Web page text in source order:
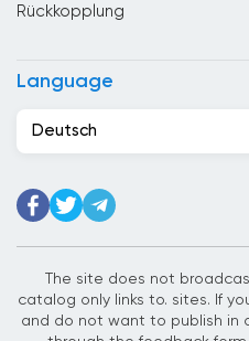
Dschibuti
Elfenbeinkuste
Ethiopia
Finnland
Rückkopplung
Language
Deutsch
The site does not
catalog only links to. sites. If
and do not want to publish in